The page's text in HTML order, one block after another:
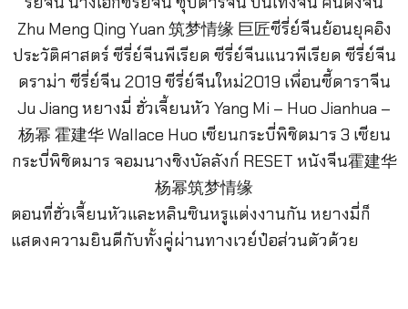
ตอนที่ฮั่วเจี้ยนหัวและหลินซินหรูแต่งงานกัน หยางมี่ก็
แสดงความยินดีกับทั้งคู่ผ่านทางเวย์ป๋อส่วนตัวด้วย